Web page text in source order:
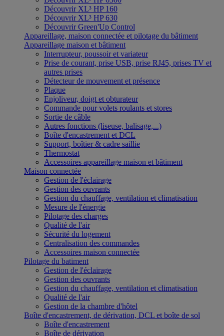
Découvrir XL³ HP 160
Découvrir XL³ HP 630
Découvrir Green'Up Control
Appareillage, maison connectée et pilotage du bâtiment
Appareillage maison et bâtiment
Interrupteur, poussoir et variateur
Prise de courant, prise USB, prise RJ45, prises TV et
autres prises
Détecteur de mouvement et présence
Plaque
Enjoliveur, doigt et obturateur
Commande pour volets roulants et stores
Sortie de câble
Autres fonctions (liseuse, balisage,...)
Boîte d'encastrement et DCL
Support, boîtier & cadre saillie
Thermostat
Accessoires appareillage maison et bâtiment
Maison connectée
Gestion de l'éclairage
Gestion des ouvrants
Gestion du chauffage, ventilation et climatisation
Mesure de l'énergie
Pilotage des charges
Qualité de l'air
Sécurité du logement
Centralisation des commandes
Accessoires maison connectée
Pilotage du batiment
Gestion de l'éclairage
Gestion des ouvrants
Gestion du chauffage, ventilation et climatisation
Qualité de l'air
Gestion de la chambre d'hôtel
Boîte d'encastrement, de dérivation, DCL et boîte de sol
Boîte d'encastrement
Boîte de dérivation